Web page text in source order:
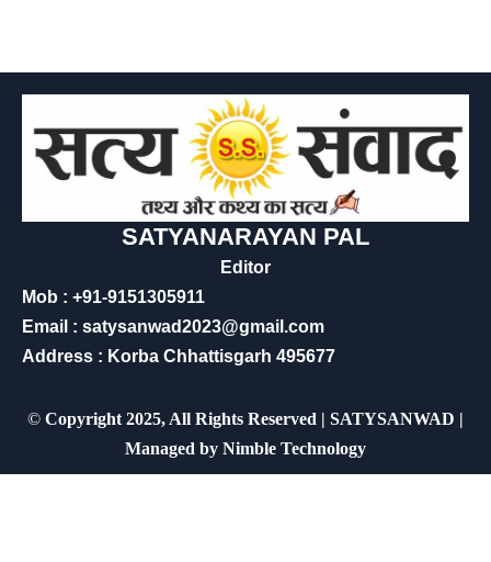
SATYANARAYAN PAL
Editor
Mob : +91-9151305911
Email : satysanwad2023@gmail.com
Address : Korba Chhattisgarh 495677
© Copyright 2025, All Rights Reserved | SATYSANWAD |
Managed by Nimble Technology